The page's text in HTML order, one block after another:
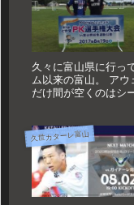
久々に富山県に行っ
ム以来の富山。 ア
だけ間が空くのはシ
久世カターレ富山